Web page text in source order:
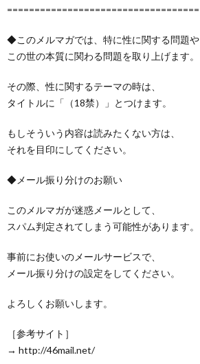
◆このメルマガでは、特に性に関する問題や
この世の本質に関わる問題を取り上げます。
その際、性に関するテーマの時は、
タイトルに「（18禁）」とつけます。
もしそういう内容は読みたくない方は、
それを目印にしてください。
◆メール振り分けのお願い
このメルマガが迷惑メールとして、
スパム判定されてしまう可能性があります。
事前にお使いのメールサービスで、
メール振り分けの設定をしてください。
よろしくお願いします。
［参考サイト］
→ http://46mail.net/